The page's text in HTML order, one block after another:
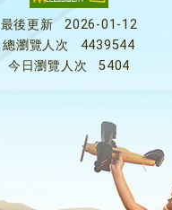
最後更新
2026-01-12
總瀏覽人次
4439544
今日瀏覽人次
5404